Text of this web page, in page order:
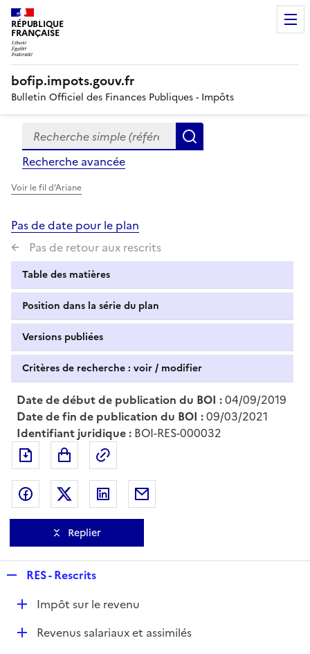
RÉPUBLIQUE
FRANÇAISE
bofip.impots.gouv.fr
Bulletin Officiel des Finances Publiques - Impôts
Formulaire
de
recherche
Recherche simple (références, mots clés, partie du
Recherche avancée
Voir le fil d'Ariane
Pas de date pour le plan
Pas de retour aux rescrits
Table des matières
Position dans la série du plan
Versions publiées
Critères de recherche : voir / modifier
Date de début de publication du BOI :04/09/2019
Date de fin de publication du BOI :09/03/2021
Identifiant juridique : BOI-RES-000032
Exporter le document au format pdf
Partager sur Facebook
Partager sur Twitter
Partager sur LinkedIn
Replier
p
l
i
RES - Rescrits
DImpôt sur le revenu
DRevenus salariaux et assimilés